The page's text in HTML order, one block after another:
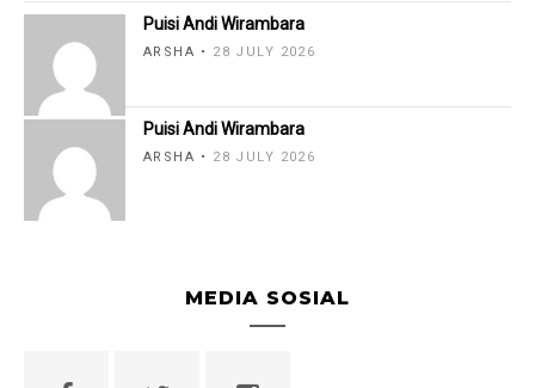
Puisi Andi Wirambara
ARSHA 28 JULY 2026
Puisi Andi Wirambara
ARSHA 28 JULY 2026
MEDIA SOSIAL